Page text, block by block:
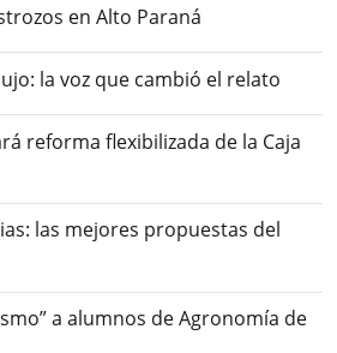
en Alto Paraná
la voz que cambió el relato
reforma flexibilizada de la Caja
las mejores propuestas del
a alumnos de Agronomía de